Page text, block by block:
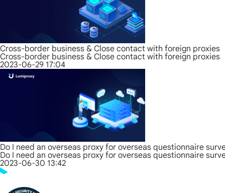
Cross-border business & Close contact with foreign proxies
Cross-border business & Close contact with foreign proxies
2023-06-29 17:04
Do I need an overseas proxy for overseas questionnaire
Do I need an overseas proxy for overseas questionnaire
2023-06-30 13:42